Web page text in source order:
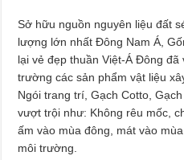
Sở hữu nguồn nguyên liệu đất
lượng lớn nhất Đông Nam Á,
lại vẻ đẹp thuần Việt-Á Đông
trường các sản phẩm vật liệu
Ngói trang trí, Gạch Cotto,
vượt trội như: Không rêu mốc,
ấm vào mùa đông, mát vào
môi trường.